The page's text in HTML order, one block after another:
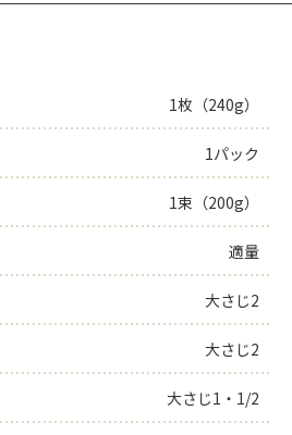
1枚（240g）
1パック
1束（200g）
適量
大さじ2
大さじ2
大さじ1・1/2